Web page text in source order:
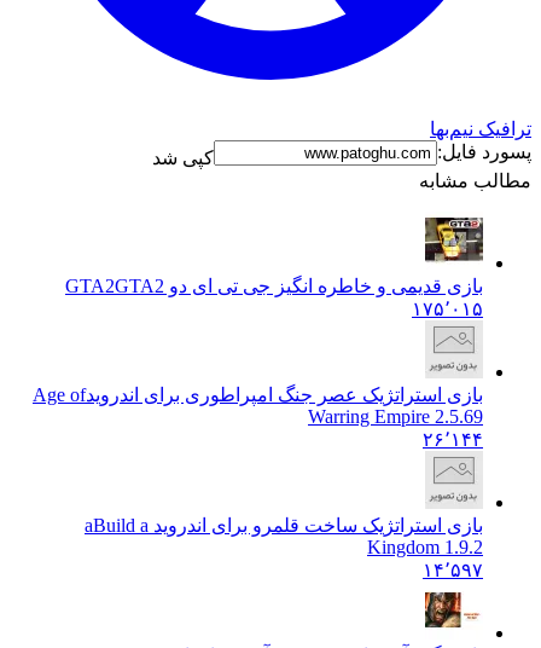
ترافیک نیم‌بها
پسورد فایل:
کپی شد
مطالب مشابه
بازی قدیمی و خاطره انگیز جی تی ای دو GTA2 GTA2
۱۷۵٬۰۱۵
بازی استراتژیک عصر جنگ امپراطوری برای اندرویدAge of
Warring Empire 2.5.69
۲۶٬۱۴۴
بازی استراتژیک ساخت قلمرو برای اندروید a Build a
Kingdom 1.9.2
۱۴٬۵۹۷